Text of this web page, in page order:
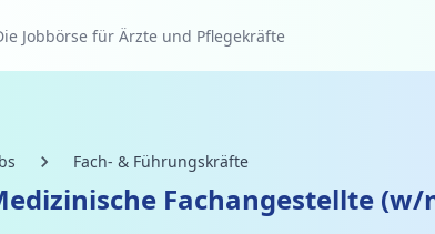
Jobbörse für Ärzte und Pflegekräfte
Fach- & Führungskräfte
Fachangestellte